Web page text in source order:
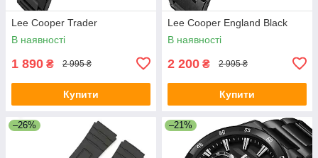
Lee Cooper Trader
В наявності
1 890 ₴ 2 995 ₴
Купити
Lee Cooper England Black
В наявності
2 200 ₴ 2 995 ₴
Купити
–26% –21%